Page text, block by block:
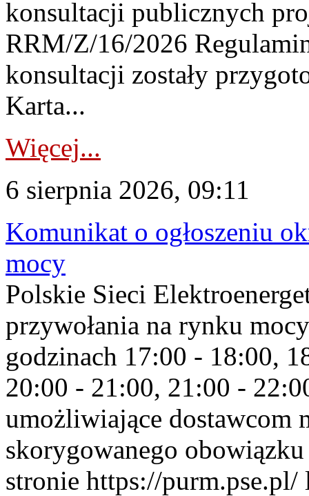
konsultacji publicznych
RRM/Z/16/2026
konsultacji zostały
Karta...
Więcej...
6 sierpnia 2026, 09:11
Komunikat o ogłoszeniu
mocy
Polskie Sieci
przywołania na rynku
godzinach 17:00 - 18:00,
20:00 - 21:00, 21:00 -
umożliwiające dostawcom
skorygowanego
stronie https://